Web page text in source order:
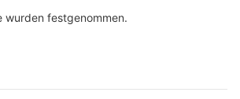
wurden festgenommen.